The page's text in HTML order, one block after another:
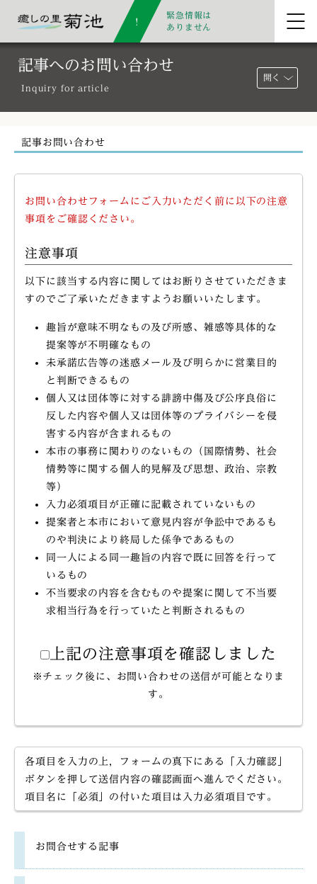
緊急情報は
ありません
記事へのお問い合わせ
Inquiry for article
開く
記事お問い合わせ
お問い合わせフォームにご入力いただく前に以下の注意
事項をご確認ください。
注意事項
以下に該当する内容に関してはお断りさせていただきま
すのでご了承いただきますようお願いいたします。
趣旨が意味不明なもの及び所感、雑感等具体的な
提案等が不明確なもの
未承諾広告等の迷惑メール及び明らかに営業目的
と判断できるもの
個人又は団体等に対する誹謗中傷及び公序良俗に
反した内容や個人又は団体等のプライバシーを侵
害する内容が含まれるもの
本市の事務に関わりのないもの（国際情勢、社会
情勢等に関する個人的見解及び思想、政治、宗教
等）
入力必須項目が正確に記載されていないもの
提案者と本市において意見内容が争訟中であるも
のや判決により終局した係争であるもの
同一人による同一趣旨の内容で既に回答を行って
いるもの
不当要求の内容を含むものや提案に関して不当要
求相当行為を行っていたと判断されるもの
上記の注意事項を確認しました
※チェック後に、お問い合わせの送信が可能となりま
す。
各項目を入力の上，フォームの真下にある「入力確認」
ボタンを押して送信内容の確認画面へ進んでください。
項目名に「必須」の付いた項目は入力必須項目です。
お問合せする記事